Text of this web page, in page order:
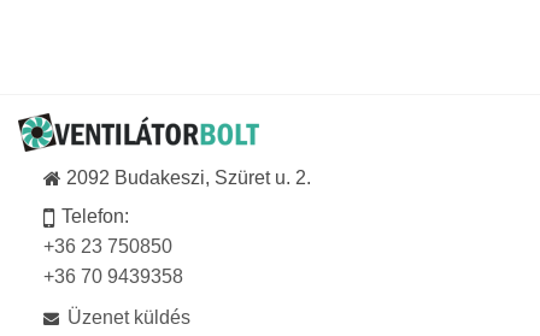
2092 Budakeszi, Szüret u. 2.
Telefon:
+36 23 750850
+36 70 9439358
Üzenet küldés